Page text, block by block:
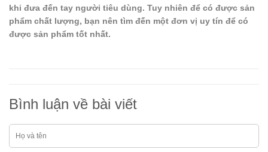
khi đưa đến tay người tiêu dùng. Tuy nhiên để có được sản
phẩm chất lượng, bạn nên tìm đến một đơn vị uy tín để có
được sản phẩm tốt nhất.
Bình luận về bài viết